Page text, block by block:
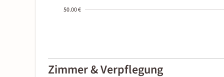
50.00 €
01-02
Zimmer & Verpflegung